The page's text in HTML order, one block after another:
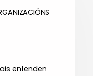
entenden